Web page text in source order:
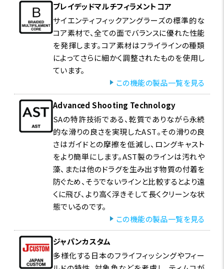
ブレイデッドマルチフィラメントコア
サイエンティフィックアングラーズの標準的な
コア素材で、全ての面でバランスに優れた性能
を発揮します。コア素材はフライラインの種類
によってさらに細かく調整されたものを使用し
ています。
この機能の製品一覧を見る
Advanced Shooting Technology
SAの特許技術である、乾質でありながら永続
的な滑りの良さを実現したAST。その滑りの良
さはガイドとの摩擦を低減し、ロングキャスト
をより簡単にします。AST製のラインは汚れや
藻、または他のドラグを生み出す物質の付着を
防ぐため、そうでないラインと比較するとより遠
くに飛び、より高く浮きそして長くクリーンな状
態でいるのです。
この機能の製品一覧を見る
ジャパンカスタム
多様化する日本のフライフィッシングやフィー